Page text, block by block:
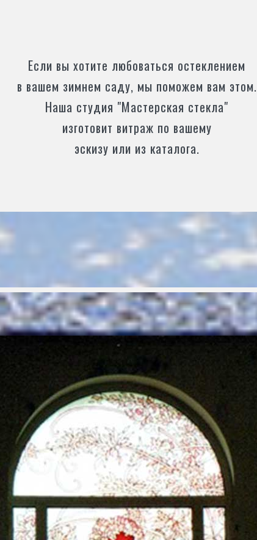
Если вы хотите любоваться остеклением
в вашем зимнем саду, мы поможем вам этом.
Наша студия "Мастерская стекла"
изготовит витраж по вашему
эскизу или из каталога.